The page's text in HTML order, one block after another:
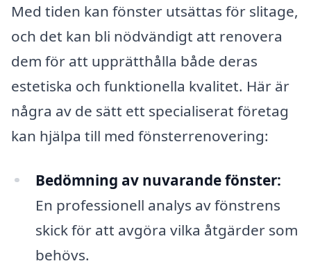
Med tiden kan fönster utsättas för slitage,
och det kan bli nödvändigt att renovera
dem för att upprätthålla både deras
estetiska och funktionella kvalitet. Här är
några av de sätt ett specialiserat företag
kan hjälpa till med fönsterrenovering:
Bedömning av nuvarande fönster:
En professionell analys av fönstrens
skick för att avgöra vilka åtgärder som
behövs.